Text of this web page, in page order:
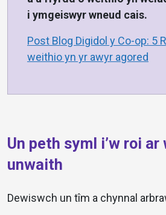
i ymgeiswyr wneud cais.
Post Blog Digidol y Co-op: 5
weithio yn yr awyr agored
Un peth syml i’w roi
unwaith
Dewiswch un tîm a chynnal